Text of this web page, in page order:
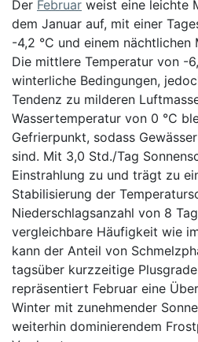
Der Februar weist eine leichte
dem Januar auf, mit einer
-4,2 °C und einem nächtlichen
Die mittlere Temperatur von -
winterliche Bedingungen,
Tendenz zu milderen
Wassertemperatur von 0 °C
Gefrierpunkt, sodass
sind. Mit 3,0 Std./Tag
Einstrahlung zu und trägt zu
Stabilisierung der
Niederschlagsanzahl von 8
vergleichbare Häufigkeit wie
kann der Anteil von
tagsüber kurzzeitige
repräsentiert Februar eine
Winter mit zunehmender
weiterhin dominierendem